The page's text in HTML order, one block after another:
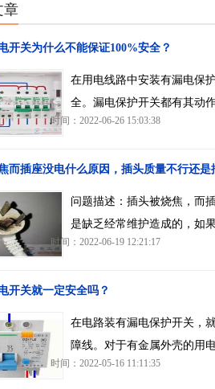
章
开关为什么不能保证100%安全？
在用电线路中安装有漏电保
全。漏电保护开关都有其动
时间：2022-06-26 15:03:38
而插座没电什么原因，插头质量不行还是
问题描述：插头被烧焦，而
是缺乏经常维护造成的，如
时间：2022-06-19 12:21:17
开关就一定安全吗？
在电路装有漏电保护开关，
障线。对于有金属外壳的用
时间：2022-05-16 11:11:35